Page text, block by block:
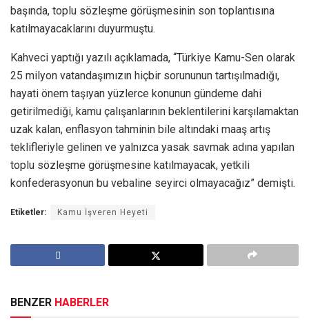
başında, toplu sözleşme görüşmesinin son toplantısına
katılmayacaklarını duyurmuştu.
Kahveci yaptığı yazılı açıklamada, “Türkiye Kamu-Sen olarak
25 milyon vatandaşımızın hiçbir sorununun tartışılmadığı,
hayati önem taşıyan yüzlerce konunun gündeme dahi
getirilmediği, kamu çalışanlarının beklentilerini karşılamaktan
uzak kalan, enflasyon tahminin bile altındaki maaş artış
teklifleriyle gelinen ve yalnızca yasak savmak adına yapılan
toplu sözleşme görüşmesine katılmayacak, yetkili
konfederasyonun bu vebaline seyirci olmayacağız” demişti.
Etiketler: Kamu İşveren Heyeti
BENZER HABERLER